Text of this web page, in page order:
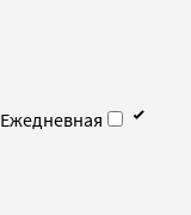
Ежедневная